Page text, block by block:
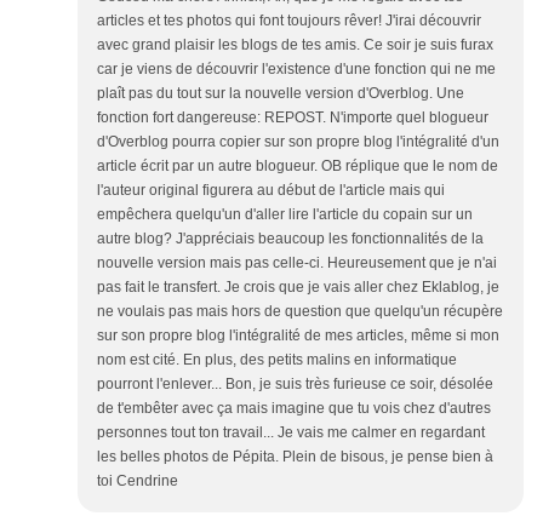
articles et tes photos qui font toujours rêver! J'irai découvrir
avec grand plaisir les blogs de tes amis. Ce soir je suis furax
car je viens de découvrir l'existence d'une fonction qui ne me
plaît pas du tout sur la nouvelle version d'Overblog. Une
fonction fort dangereuse: REPOST. N'importe quel blogueur
d'Overblog pourra copier sur son propre blog l'intégralité d'un
article écrit par un autre blogueur. OB réplique que le nom de
l'auteur original figurera au début de l'article mais qui
empêchera quelqu'un d'aller lire l'article du copain sur un
autre blog? J'appréciais beaucoup les fonctionnalités de la
nouvelle version mais pas celle-ci. Heureusement que je n'ai
pas fait le transfert. Je crois que je vais aller chez Eklablog, je
ne voulais pas mais hors de question que quelqu'un récupère
sur son propre blog l'intégralité de mes articles, même si mon
nom est cité. En plus, des petits malins en informatique
pourront l'enlever... Bon, je suis très furieuse ce soir, désolée
de t'embêter avec ça mais imagine que tu vois chez d'autres
personnes tout ton travail... Je vais me calmer en regardant
les belles photos de Pépita. Plein de bisous, je pense bien à
toi Cendrine